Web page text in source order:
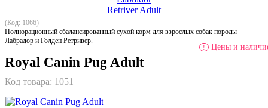
(Код: 1066)
Полнорационный сбалансированный сухой корм для взрослых собак породы
Лабрадор и Голден Ретривер.
! Цены и
Royal Canin Pug Adult
Код товара: 1051